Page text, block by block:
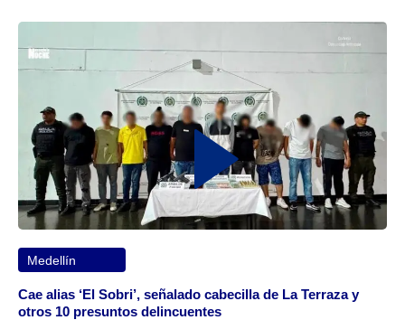
Medellín
Cae alias ‘El Sobri’, señalado cabecilla de La Terraza y
otros 10 presuntos delincuentes